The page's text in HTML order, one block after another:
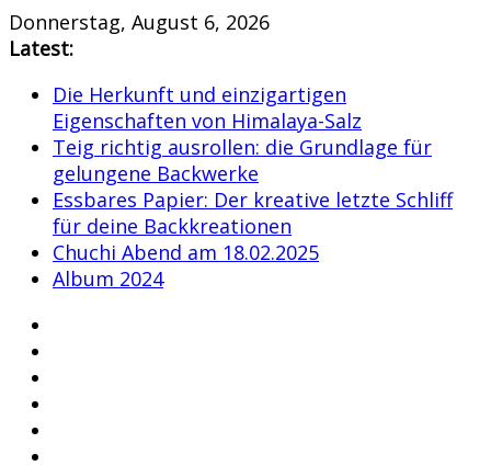
Skip
to
Donnerstag, August 6, 2026
Latest:
Die Herkunft und einzigartigen
Eigenschaften von Himalaya-Salz
Teig richtig ausrollen: die Grundlage für
gelungene Backwerke
Essbares Papier: Der kreative letzte Schliff
für deine Backkreationen
Chuchi Abend am 18.02.2025
Album 2024